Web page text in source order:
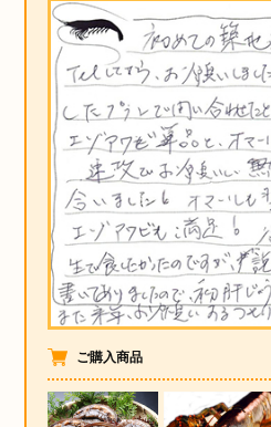
ご購入商品